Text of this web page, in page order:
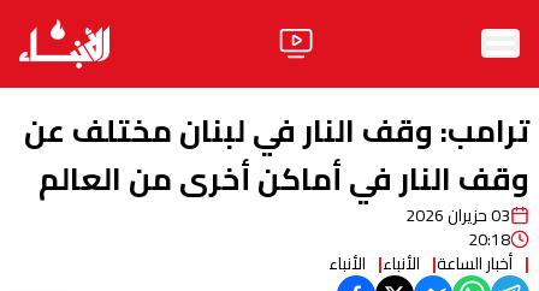
الأخبار
آراء
فيديو
ترامب: وقف النار في لبنان مختلف عن
وقف النار في أماكن أخرى من العالم
03 حزيران 2026
20:18
أخبار الساعة الأنباء الأنباء